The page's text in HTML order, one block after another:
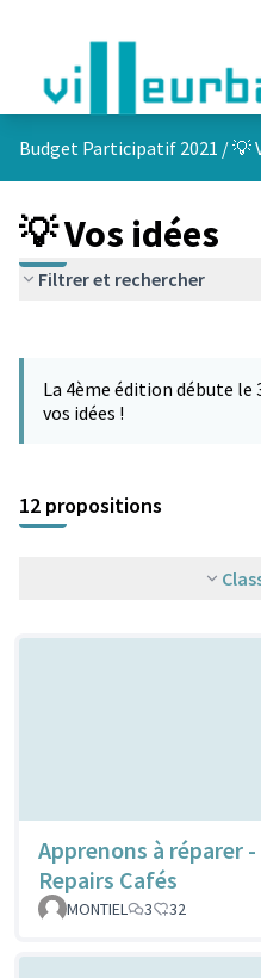
Budget Participatif 2021 /💡
💡 Vos idées
Filtrer et rechercher
La 4ème édition débute le
vos idées !
12 propositions
Apprenons à réparer
Repairs Cafés
MONTIEL 3 32